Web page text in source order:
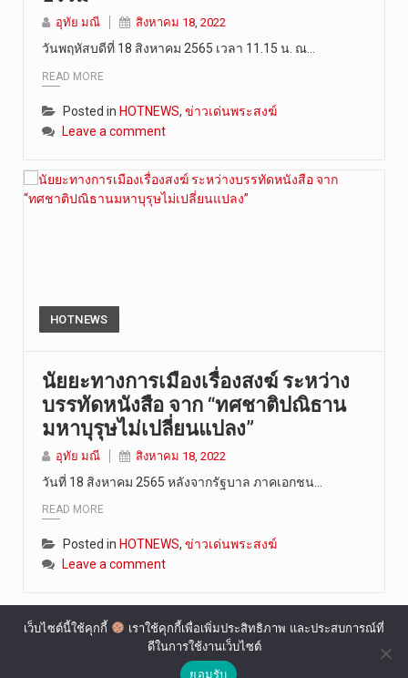
อุทัย มณี สิงหาคม 18, 2022
วันพฤหัสบดีที่ 18 สิงหาคม 2565 เวลา 11.15 น. ณ…
READ MORE
Posted in HOTNEWS, ข่าวเด่นพระสงฆ์
Leave a comment
HOTNEWS
นัยยะทางการเมืองเรื่องสงฆ์ ระหว่าง
บรรทัดหนังสือ จาก “ทศชาติปณิธาน
มหาบุรุษไม่เปลี่ยนแปลง”
อุทัย มณี สิงหาคม 18, 2022
วันที่ 18 สิงหาคม 2565 หลังจากรัฐบาล ภาคเอกชน…
READ MORE
Posted in HOTNEWS, ข่าวเด่นพระสงฆ์
Leave a comment
เว็บไซต์นี้ใช้คุกกี้
เราใช้คุกกี้เพื่อเพิ่มประสิทธิภาพ และประสบการณ์ที่
ดีในการใช้งานเว็บไซต์
ยอมรับ